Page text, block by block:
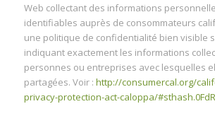
Web collectant des informations
identifiables auprès de consommateurs
une politique de confidentialité bien visible
indiquant exactement les informations
personnes ou entreprises avec lesquelles
partagées. Voir : http://consumercal.org/
privacy-protection-act-caloppa/